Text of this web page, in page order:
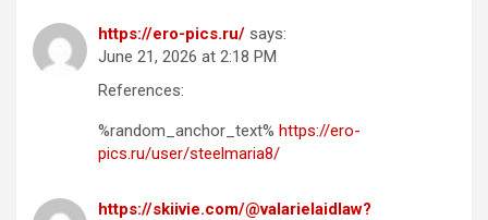
https://ero-pics.ru/ says:
June 21, 2026 at 2:18 PM
References:
%random_anchor_text% https://ero-
pics.ru/user/steelmaria8/
https://skiivie.com/@valarielaidlaw?